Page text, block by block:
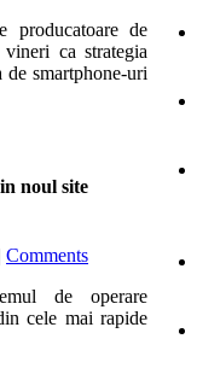
producatoare de
ca strategia
smartphone-uri
noul site
Comments
de operare
cele mai rapide